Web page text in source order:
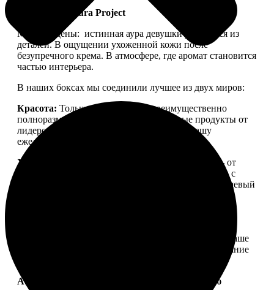
Философия Aura Project
Мы убеждены: истинная аура девушки рождается из
деталей. В ощущении ухоженной кожи после
безупречного крема. В атмосфере, где аромат становится
частью интерьера.
В наших боксах мы соединили лучшее из двух миров:
Красота: Только качественная, преимущественно
полноразмерная косметика. Проверенные продукты от
лидеров бьюти-рынка, которые войдут в вашу
ежедневную рутину.
Уют:
Детали для дома, создающие настроение — от
свечей для медитации до арома-капсул для стирки с
уникальной парфюмерной молекулой. Тонкий нишевый
себе. Это коллекция продуктов, которые создадут ваше
идеальное настроение и подчеркнут природное сияние
Aura Project by
— создай свою